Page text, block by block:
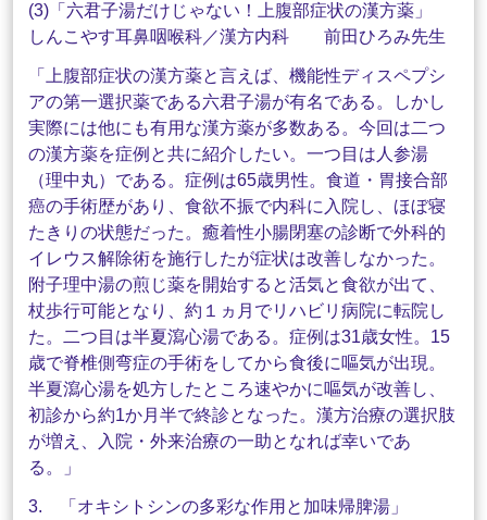
(3)「六君子湯だけじゃない！上腹部症状の漢方薬」
しんこやす耳鼻咽喉科／漢方内科 前田ひろみ先生
「上腹部症状の漢方薬と言えば、機能性ディスペプシ
アの第一選択薬である六君子湯が有名である。しかし
実際には他にも有用な漢方薬が多数ある。今回は二つ
の漢方薬を症例と共に紹介したい。一つ目は人参湯
（理中丸）である。症例は65歳男性。食道・胃接合部
癌の手術歴があり、食欲不振で内科に入院し、ほぼ寝
たきりの状態だった。癒着性小腸閉塞の診断で外科的
イレウス解除術を施行したが症状は改善しなかった。
附子理中湯の煎じ薬を開始すると活気と食欲が出て、
杖歩行可能となり、約１ヵ月でリハビリ病院に転院し
た。二つ目は半夏瀉心湯である。症例は31歳女性。15
歳で脊椎側弯症の手術をしてから食後に嘔気が出現。
半夏瀉心湯を処方したところ速やかに嘔気が改善し、
初診から約1か月半で終診となった。漢方治療の選択肢
が増え、入院・外来治療の一助となれば幸いであ
る。」
3. 「オキシトシンの多彩な作用と加味帰脾湯」